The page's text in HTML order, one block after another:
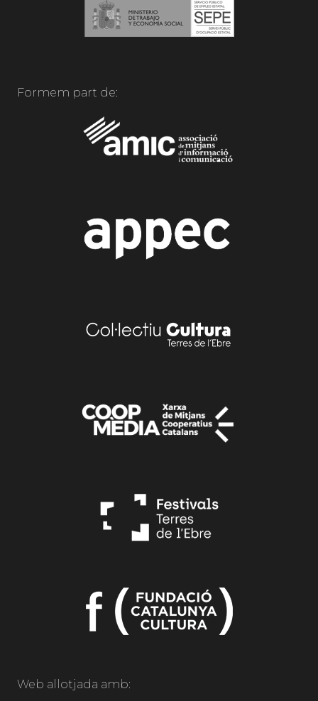
Formem part de:
Web allotjada amb: